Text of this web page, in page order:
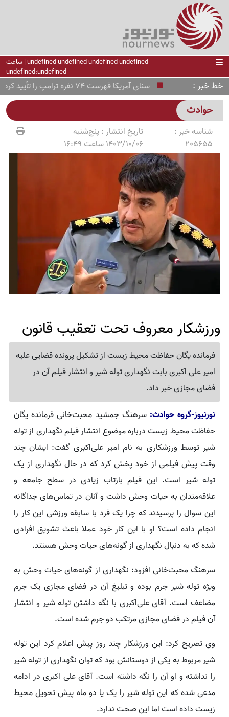
undefined undefined undefined undefined | ساعت
undefined:undefined
خط خبر سنای آمریکا فهرست 74 نفره ترامپ را تأیید کرد؛ چه کسانی در این لیست قرار دارند؟
حوادث
شناسه خبر :
205655
تاریخ انتشار :پنج‌شنبه
1403/10/06 ساعت 16:49
ورزشکار معروف تحت تعقیب قانون
فرمانده یگان حفاظت محیط زیست از تشکیل پرونده قضایی علیه
امیر علی اکبری بابت نگهداری توله شیر و انتشار فیلم آن در
فضای مجازی خبر داد.
نورنیوز-گروه حوادث:سرهنگ جمشید محبت‌خانی فرمانده یگان
حفاظت محیط زیست درباره موضوع انتشار فیلم نگهداری از توله
شیر توسط ورزشکاری به نام امیر علی‌اکبری گفت: ایشان چند
وقت پیش فیلمی از خود پخش کرد که در حال نگهداری از یک
توله شیر است. این فیلم بازتاب زیادی در سطح جامعه و
علاقه‌مندان به حیات وحش داشت و آنان در تماس‌های جداگانه
این سوال را پرسیدند که چرا یک فرد با سابقه ورزشی این کار را
انجام داده است؟ او با این کار خود عملا باعث تشویق افرادی
شده که به دنبال نگهداری از گونه‌های حیات وحش هستند.
سرهنگ محبت‌خانی افزود: نگهداری از گونه‌های حیات وحش به
ویژه توله شیر جرم بوده و تبلیغ آن در فضای مجازی یک جرم
مضاعف است. آقای علی‌اکبری با نگه داشتن توله شیر و انتشار
آن فیلم در فضای مجازی مرتکب دو جرم شده است.
وی تصریح کرد: این ورزشکار چند روز پیش اعلام کرد این توله
شیر مربوط به یکی از دوستانش بود که توان نگهداری از توله شیر
را نداشته و او آن را نگه داشته است. آقای علی اکبری در ادامه
مدعی شده که این توله شیر را یک یا دو ماه پیش تحویل محیط
زیست داده است اما این صحت ندارد.